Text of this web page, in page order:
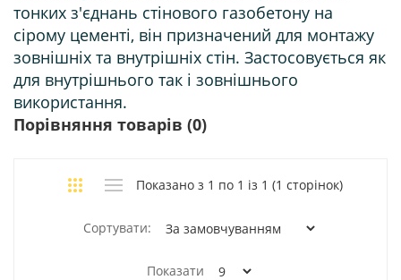
тонких з'єднань стінового газобетону на
сірому цементі, він призначений для монтажу
зовнішніх та внутрішніх стін. Застосовується як
для внутрішнього так і зовнішнього
використання.
Порівняння товарів (0)
Показано з 1 по 1 із 1 (1 сторінок)
Сортувати:
Показати